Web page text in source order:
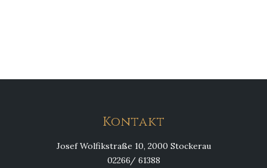
Kontakt
Josef Wolfikstraße 10, 2000 Stockerau
02266/ 61388